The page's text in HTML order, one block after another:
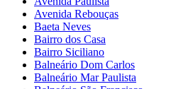
Avenida Rebouças
Baeta Neves
Bairro dos Casa
Bairro Siciliano
Balneário Dom Carlos
Balneário Mar Paulista